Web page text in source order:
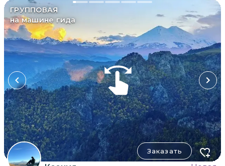
ГРУППОВАЯ
на машине гида
Заказать